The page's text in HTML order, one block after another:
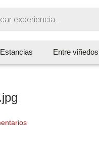
Estancias Entre viñedos